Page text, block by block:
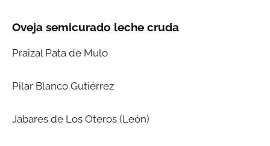
Oveja semicurado leche cruda
Praizal Pata de Mulo
Pilar Blanco Gutiérrez
Jabares de Los Oteros (León)